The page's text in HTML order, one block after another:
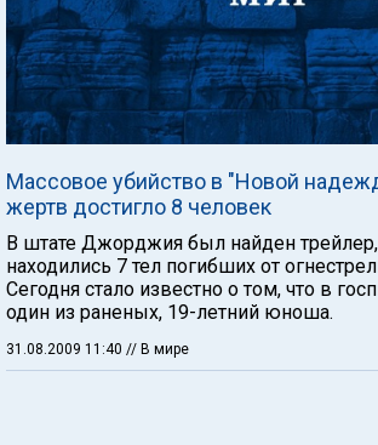
Массовое убийство в "Новой
жертв достигло 8 человек
В штате Джорджия был найден
находились 7 тел погибших от
Сегодня стало известно о том, что в
один из раненых, 19-летний юноша.
31.08.2009 11:40 // В мире